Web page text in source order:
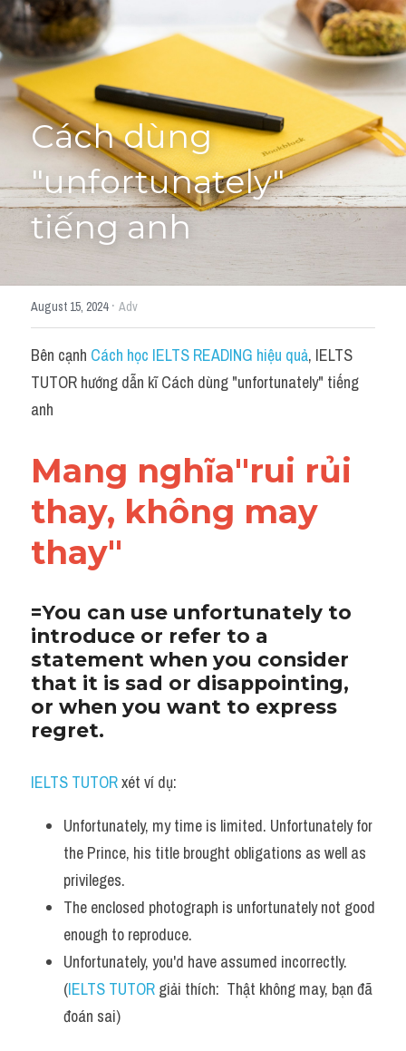
Học thử →
Cách dùng
"unfortunately"
tiếng anh
August 15, 2024· Adv
Bên cạnh Cách học IELTS READING hiệu quả, IELTS
TUTOR hướng dẫn kĩ Cách dùng "unfortunately" tiếng
anh
Mang nghĩa"rui rủi
thay, không may
thay"
=You can use unfortunately to
introduce or refer to a
statement when you consider
that it is sad or disappointing,
or when you want to express
regret.
IELTS TUTOR xét ví dụ:
Unfortunately, my time is limited. Unfortunately for
the Prince, his title brought obligations as well as
privileges.
The enclosed photograph is unfortunately not good
enough to reproduce.
Unfortunately, you'd have assumed incorrectly.
(IELTS TUTOR giải thích:  Thật không may, bạn đã
đoán sai)